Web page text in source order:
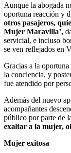
Aunque la abogada
oportuna reacción y
otros pasajeros,
Mujer Maravilla’,
servicial, e incluso
se ven reflejados en
Gracias a la
la conciencia, y
fue atendido por
Además del nuevo
acompañantes
público por parte de
exaltar a la mujer,
Mujer exitosa